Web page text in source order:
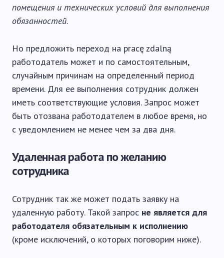
помещения и технических условий для выполнения
обязанностей.
Но предложить переход на pracę zdalną
работодатель может и по самостоятельным,
случайным причинам на определенный период
времени. Для ее выполнения сотрудник должен
иметь соответствующие условия. Запрос может
быть отозвана работодателем в любое время, но
с уведомлением не менее чем за два дня.
Удаленная работа по желанию
сотрудника
Сотрудник так же может подать заявку на
удаленную работу. Такой запрос не является для
работодателя обязательным к исполнению
(кроме исключений, о которых поговорим ниже).